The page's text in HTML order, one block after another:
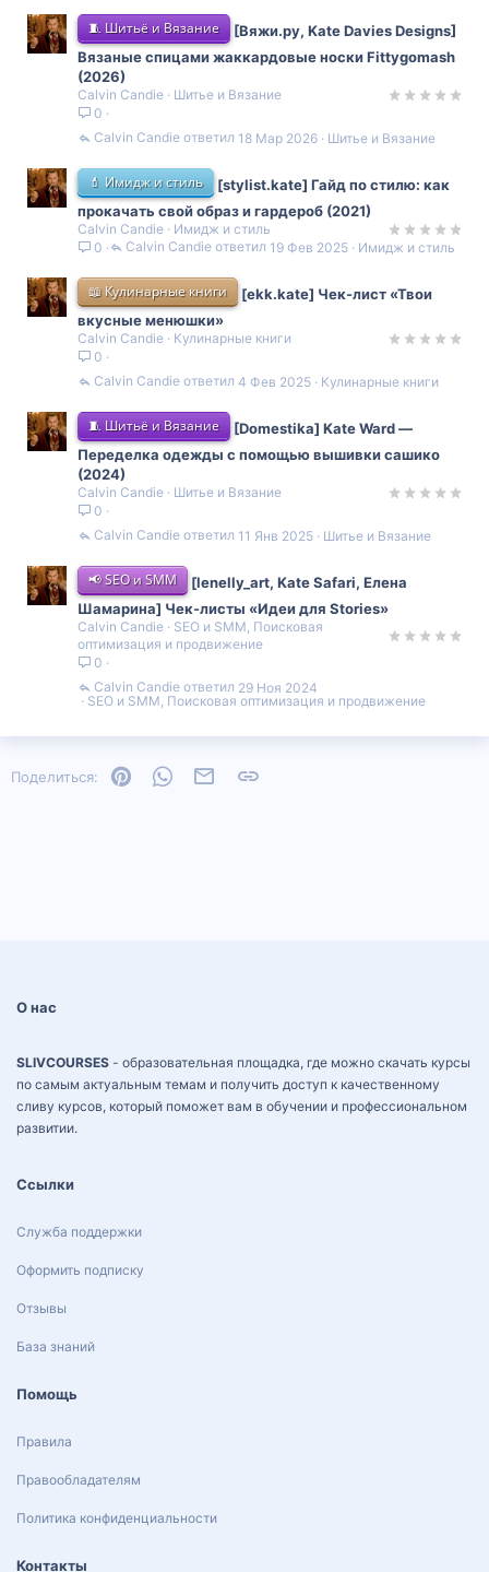
🧵 Шитьё и Вязание
[Вяжи.ру, Kate Davies Designs]
Вязаные спицами жаккардовые носки Fittygomash
(2026)
Calvin Candie
Шитье и Вязание
0
Шитье и Вязание
18 Мар 2026
Calvin Candie
💄 Имидж и стиль
[stylist.kate] Гайд по стилю: как
прокачать свой образ и гардероб (2021)
Calvin Candie
Имидж и стиль
0
Имидж и стиль
19 Фев 2025
Calvin Candie
📖 Кулинарные книги
[ekk.kate] Чек-лист «Твои
вкусные менюшки»
Calvin Candie
Кулинарные книги
0
Кулинарные книги
4 Фев 2025
Calvin Candie
🧵 Шитьё и Вязание
[Domestika] Kate Ward ―
Переделка одежды с помощью вышивки сашико
(2024)
Calvin Candie
Шитье и Вязание
0
Шитье и Вязание
11 Янв 2025
Calvin Candie
📢 SEO и SMM
[lenelly_art, Kate Safari, Елена
Шамарина] Чек-листы «Идеи для Stories»
Calvin Candie
SEO и SMM, Поисковая
оптимизация и продвижение
0
SEO и SMM, Поисковая оптимизация и продвижение
29 Ноя 2024
Calvin Candie
Поделиться: PinterestWhatsAppЭлектронная почта
О нас
SLIVCOURSES - образовательная площадка, где можно скачать курсы
по самым актуальным темам и получить доступ к качественному
сливу курсов, который поможет вам в обучении и профессиональном
развитии.
Ссылки
Служба поддержки
Оформить подписку
Отзывы
База знаний
Помощь
Правила
Правообладателям
Политика конфиденциальности
Контакты